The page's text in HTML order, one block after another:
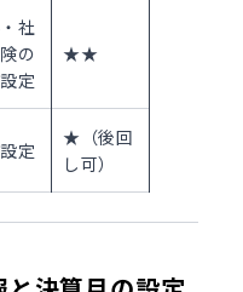
社
の
定
★★
定
★（後回
し可）